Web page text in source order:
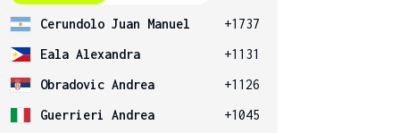
Cerundolo Juan Manuel
+1737
Eala Alexandra
+1131
Obradovic Andrea
+1126
Guerrieri Andrea
+1045